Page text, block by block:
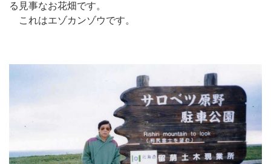
る見事なお花畑です。
これはエゾカンゾウです。